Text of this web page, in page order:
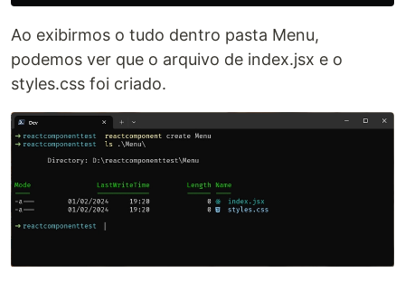
Ao exibirmos o tudo dentro pasta Menu,
podemos ver que o arquivo de index.jsx e o
styles.css foi criado.